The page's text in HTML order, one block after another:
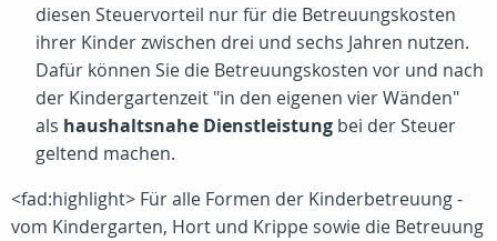
diesen Steuervorteil nur für die Betreuungskosten
ihrer Kinder zwischen drei und sechs Jahren nutzen.
Dafür können Sie die Betreuungskosten vor und nach
der Kindergartenzeit "in den eigenen vier Wänden"
als haushaltsnahe Dienstleistung bei der Steuer
geltend machen.
<fad:highlight> Für alle Formen der Kinderbetreuung -
vom Kindergarten, Hort und Krippe sowie die Betreuung